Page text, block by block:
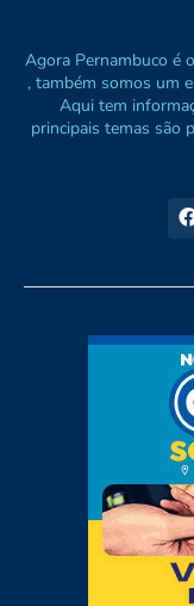
Agora Pernambuco é
, também somos um
Aqui tem
principais temas são